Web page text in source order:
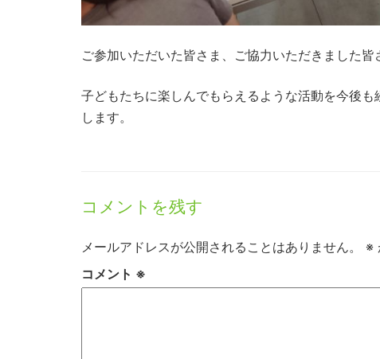
ご参加いただいた皆さま、ご協力いただきました皆
子どもたちに楽しんでもらえるような活動を今後
します。
コメントを残す
メールアドレスが公開されることはありません。 ※
コメント ※